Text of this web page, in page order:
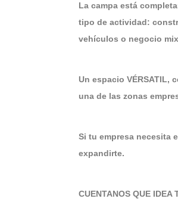
La campa está
tipo de actividad:
vehículos o negocio
Un espacio VÉRSATIL,
una de las zonas
Si tu empresa necesita
expandirte.
CUENTANOS QUE IDEA